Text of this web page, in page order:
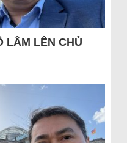
LÂM LÊN CHỦ